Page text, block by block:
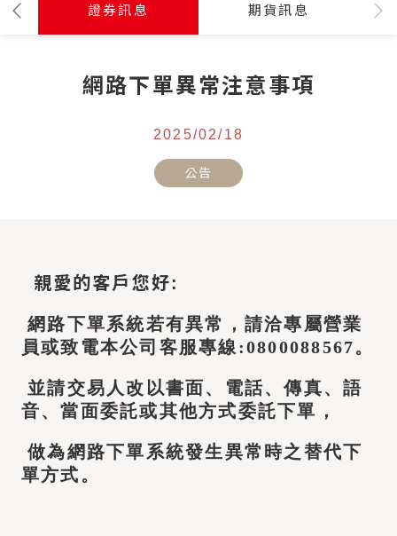
證券訊息 期貨訊息
網路下單異常注意事項
2025/02/18
公告
親愛的客戶您好:
網路下單系統若有異常，請洽專屬營業
員或致電本公司客服專線:0800088567。
並請交易人改以書面、電話、傳真、語
音、當面委託或其他方式委託下單，
做為網路下單系統發生異常時之替代下
單方式。